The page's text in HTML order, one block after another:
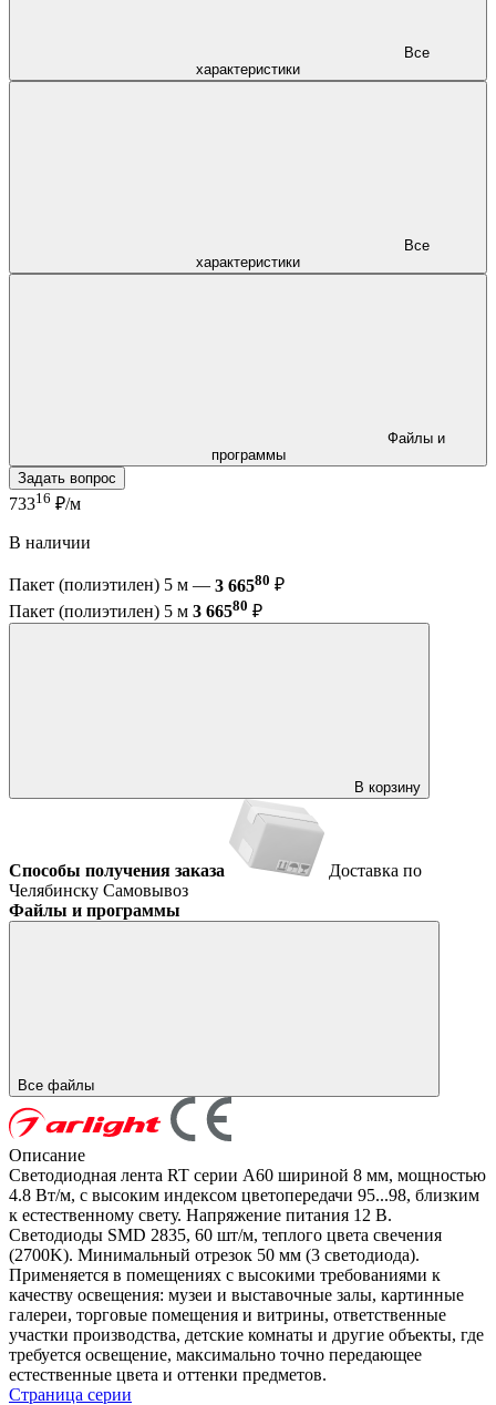
характеристики
характеристики
программы
Задать вопрос
73316 ₽/м
В наличии
Пакет (полиэтилен) 5 м — 3 66580 ₽
Пакет (полиэтилен) 5 м 3 66580 ₽
В корзину
Способы получения заказа
Доставка по
Челябинску Самовывоз
Файлы и программы
Все файлы
Описание
Светодиодная лента RT серии A60 шириной 8 мм, мощностью
4.8 Вт/м, с высоким индексом цветопередачи 95...98, близким
к естественному свету. Напряжение питания 12 В.
Светодиоды SMD 2835, 60 шт/м, теплого цвета свечения
(2700K). Минимальный отрезок 50 мм (3 светодиода).
Применяется в помещениях с высокими требованиями к
качеству освещения: музеи и выставочные залы, картинные
галереи, торговые помещения и витрины, ответственные
участки производства, детские комнаты и другие объекты, где
требуется освещение, максимально точно передающее
естественные цвета и оттенки предметов.
Страница серии